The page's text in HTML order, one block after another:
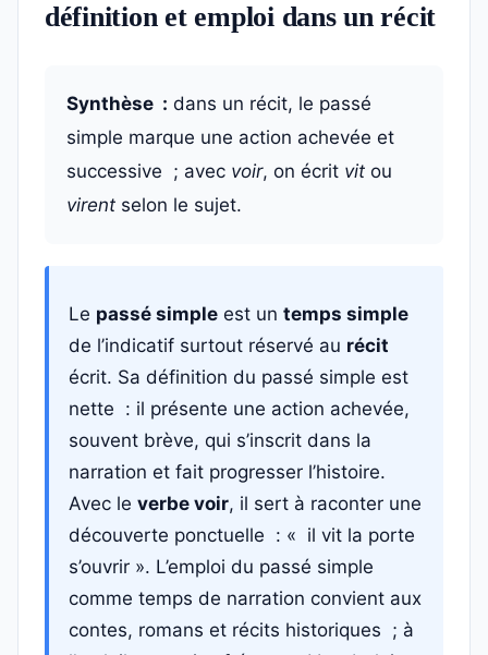
définition et emploi dans un récit
Synthèse : dans un récit, le passé
simple marque une action achevée et
successive ; avec voir, on écrit vit ou
virent selon le sujet.
Le passé simple est un temps simple
de l’indicatif surtout réservé au récit
écrit. Sa définition du passé simple est
nette : il présente une action achevée,
souvent brève, qui s’inscrit dans la
narration et fait progresser l’histoire.
Avec le verbe voir, il sert à raconter une
découverte ponctuelle : « il vit la porte
s’ouvrir ». L’emploi du passé simple
comme temps de narration convient aux
contes, romans et récits historiques ; à